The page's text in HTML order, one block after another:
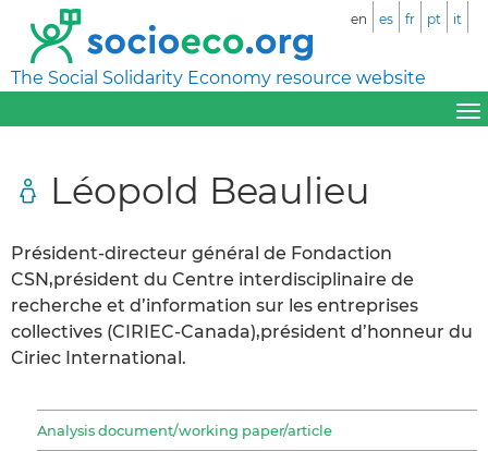
The Social Solidarity Economy resource website
en es fr pt it
Léopold Beaulieu
Président-directeur général de Fondaction
CSN,président du Centre interdisciplinaire de
recherche et d’information sur les entreprises
collectives (CIRIEC-Canada),président d’honneur du
Ciriec International.
Analysis document/working paper/article